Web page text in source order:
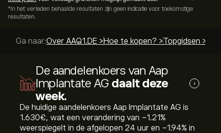
*In het verleden behaalde resultaten zijn geen indicatie voor toekomstige
resultaten.
Ga naar:Over AAQ1.DE > Hoe te kopen? >Topgidsen >
De aandelenkoers van Aap
Implantate AG daalt deze
week.
i
De huidige aandelenkoers Aap Implantate AG is
1.630‎€‎, wat een verandering van ‎-1.21‎%
weerspiegelt in de afgelopen 24 uur en ‎-1.94‎% in